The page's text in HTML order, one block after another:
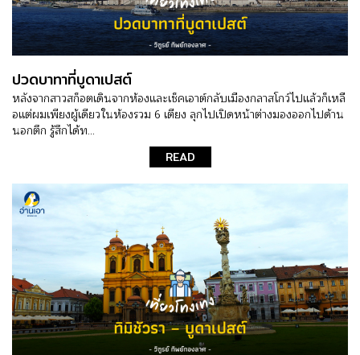
ปวดบาทาที่บูดาเปสต์
หลังจากสาวสก็อตเดินจากห้องและเช็คเอาต์กลับเมืองกลาสโกว์ไปแล้วก็เหลื
อแต่ผมเพียงผู้เดียวในห้องรวม 6 เตียง ลุกไปเปิดหน้าต่างมองออกไปด้าน
นอกตึก รู้สึกได้ท...
READ